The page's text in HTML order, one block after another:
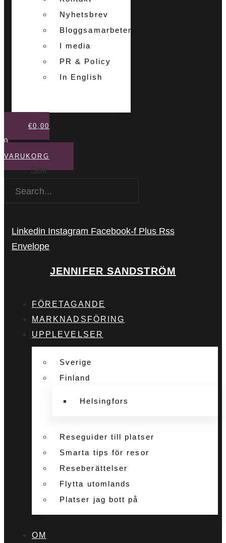
Nyhetsbrev
Bloggsamarbeten
I media
PR & Policy
In English
€0,00
0
VARUKORG
Sök
Linkedin Instagram Facebook-f Plus Rss
Envelope
JENNIFER SANDSTRÖM
FÖRETAGANDE
MARKNADSFÖRING
UPPLEVELSER
Sverige
Finland
Helsingfors
Reseguider till platser
Smarta tips för resor
Reseberättelser
Flytta utomlands
Platser jag bott på
OM